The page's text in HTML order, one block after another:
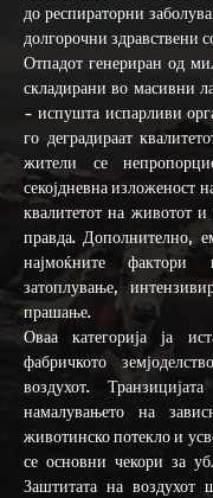
до респираторни
долгорочни здравствени
Отпадот генериран од
складирани во масивни
- испушта испарливи
го деградираат
жители се
секојдневна изложеност
квалитетот на животот
правда. Дополнително,
најмоќните фактори
затоплување,
прашање.
Оваа категорија ја
фабричкото
воздухот.
намалувањето на
животинско потекло и
се основни чекори за
Заштитата на